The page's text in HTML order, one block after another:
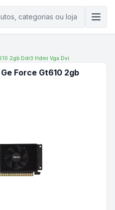
2gb Ddr3 Hdmi Vga Dvi
Force Gt610 2gb